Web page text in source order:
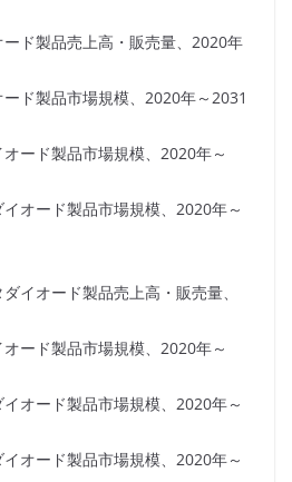
ド製品売上高・販売量、2020年
ド製品市場規模、2020年～2031
ード製品市場規模、2020年～
ード製品市場規模、2020年～
オード製品売上高・販売量、
ード製品市場規模、2020年～
ード製品市場規模、2020年～
ード製品市場規模、2020年～